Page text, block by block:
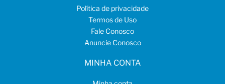
Política de privacidade
Termos de Uso
Fale Conosco
Anuncie Conosco
MINHA CONTA